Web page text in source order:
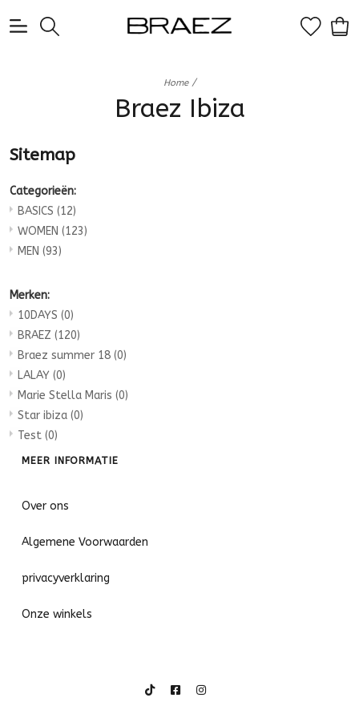
Home/
Braez Ibiza
Sitemap
Categorieën:
BASICS (12)
WOMEN (123)
MEN (93)
Merken:
10DAYS (0)
BRAEZ (120)
Braez summer 18 (0)
LALAY (0)
Marie Stella Maris (0)
Star ibiza (0)
Test (0)
MEER INFORMATIE
Over ons
Algemene Voorwaarden
privacyverklaring
Onze winkels